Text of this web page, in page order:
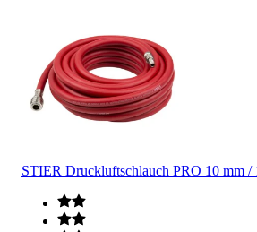
STIER Druckluftschlauch PRO 10 mm /